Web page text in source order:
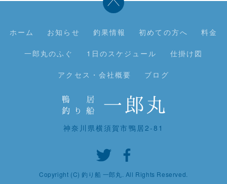
ホーム お知らせ 釣果情報 初めての方へ 料金
一郎丸のふぐ 1日のスケジュール 仕掛け図
アクセス・会社概要 ブログ
神奈川県横須賀市鴨居2-81
Copyright (C) 釣り船 一郎丸. All Rights Reserved.